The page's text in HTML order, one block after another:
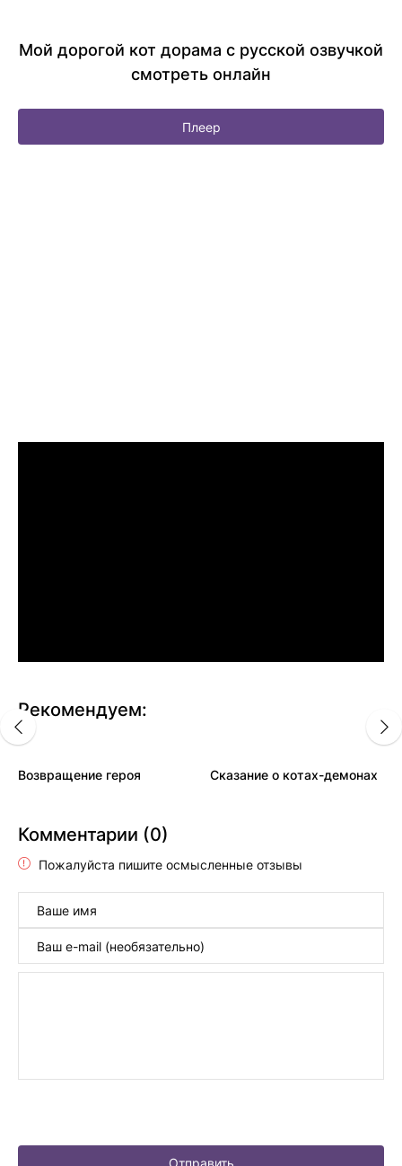
Мой дорогой кот дорама с русской озвучкой
смотреть онлайн
Плеер
Рекомендуем:
Возвращение героя Сказание о котах-демонах
Комментарии (0)
Пожалуйста пишите осмысленные отзывы